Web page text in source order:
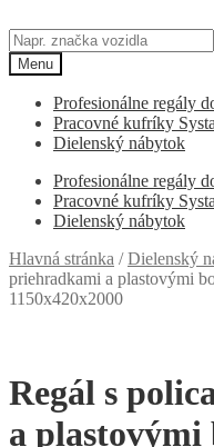
na
navigáciu
na
obsah
Hľadať:
Menu
Profesionálne regály
Pracovné kufríky
Dielenský nábytok
Profesionálne regály
Pracovné kufríky
Dielenský nábytok
Hlavná stránka /Dielenský
priehradkami a plastovými
1150x420x2000
Regál s
a plastovými